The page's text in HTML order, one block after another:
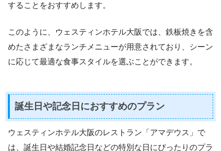
することをおすすめします。
このように、ウェスティンホテル大阪では、鉄板焼きを含
めたさまざまなランチメニューが用意されており、シーン
に応じて最適な食事スタイルを選ぶことができます。
誕生日や記念日におすすめのプラン
ウェスティンホテル大阪のレストラン「アマデウス」で
は、誕生日や結婚記念日などの特別な日にぴったりのプラ